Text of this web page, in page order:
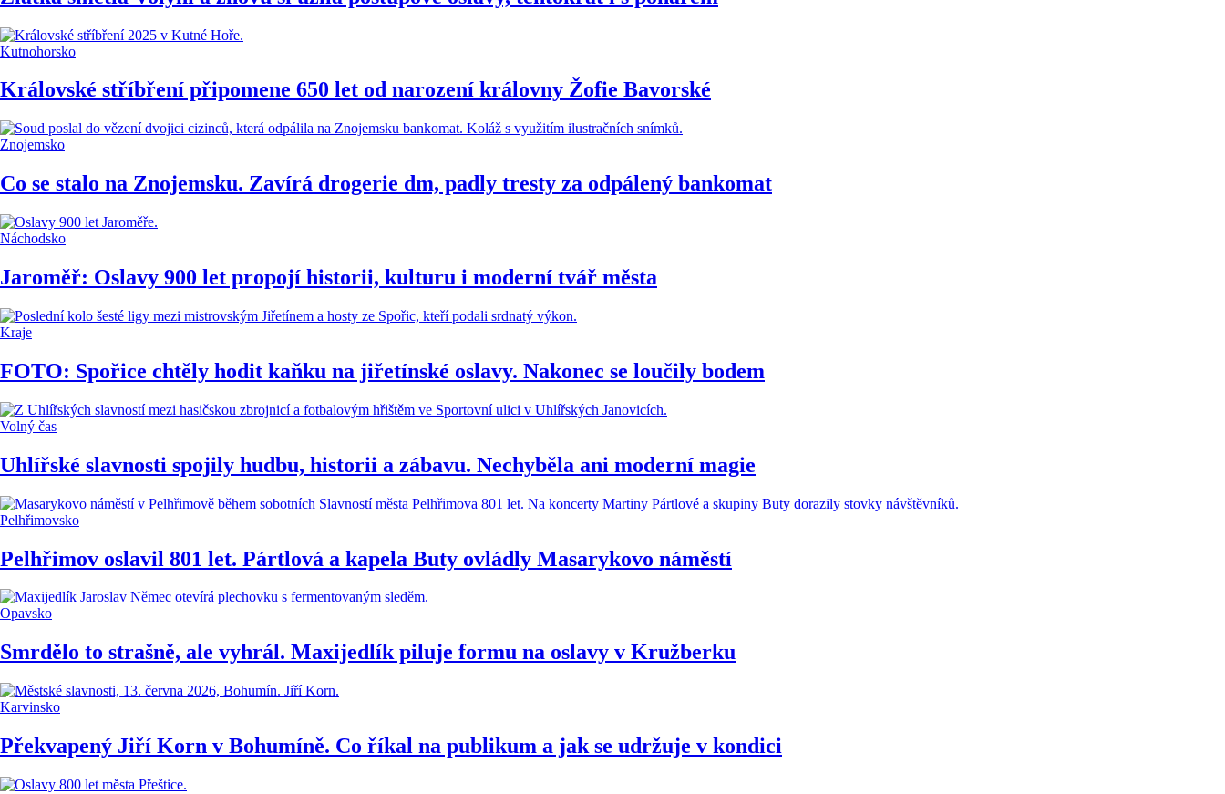
Kutnohorsko
Královské stříbření připomene 650 let od narození královny Žofie Bavorské
Znojemsko
Co se stalo na Znojemsku. Zavírá drogerie dm, padly tresty za odpálený bankomat
Náchodsko
Jaroměř: Oslavy 900 let propojí historii, kulturu i moderní tvář města
Kraje
FOTO: Spořice chtěly hodit kaňku na jiřetínské oslavy. Nakonec se loučily bodem
Volný čas
Uhlířské slavnosti spojily hudbu, historii a zábavu. Nechyběla ani moderní magie
Pelhřimovsko
Pelhřimov oslavil 801 let. Pártlová a kapela Buty ovládly Masarykovo náměstí
Opavsko
Smrdělo to strašně, ale vyhrál. Maxijedlík piluje formu na oslavy v Kružberku
Karvinsko
Překvapený Jiří Korn v Bohumíně. Co říkal na publikum a jak se udržuje v kondici